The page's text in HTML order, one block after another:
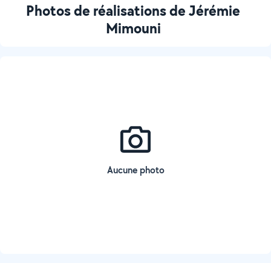
Photos de réalisations de Jérémie
Mimouni
Aucune photo